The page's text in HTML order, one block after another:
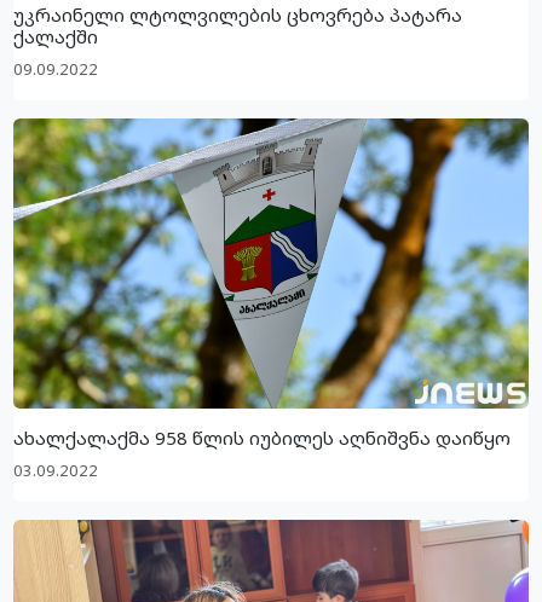
უკრაინელი ლტოლვილების ცხოვრება პატარა
ქალაქში
09.09.2022
ახალქალაქმა 958 წლის იუბილეს აღნიშვნა დაიწყო
03.09.2022